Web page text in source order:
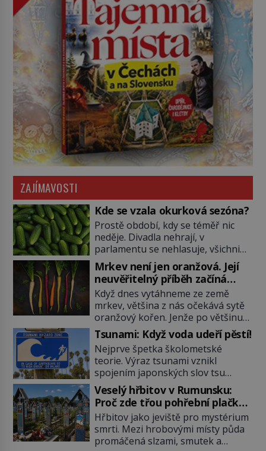
ZAJÍMAVOSTI
Kde se vzala okurková sezóna?
Prostě období, kdy se téměř nic
neděje. Divadla nehrají, v
parlamentu se nehlasuje, všichni
jsou na dovolené a média tak
nemají o čem mluvit a psát. A
vymýšlejí si proto témata, které
nikoho nezajímají. Proč je však ona
letní doba spojovaná zrovna s
okurkami? Okurkovou sezónu
známe už od poloviny 19. století,
ovšem jako Češi […]
Mrkev není jen oranžová. Její
neuvěřitelný příběh začíná
fialovou barvou
Když dnes vytáhneme ze země
mrkev, většina z nás očekává sytě
oranžový kořen. Jenže po většinu
své historie je mrkev všechno
možné, jen ne oranžová. Je fialová,
žlutá, bílá, někdy dokonce téměř
černá. Až díky stovkám let
pečlivého šlechtění se z ní stává
zelenina, bez které si českou
zahradu ani nedokážeme
představit. Její příběh je […]
Tsunami: Když voda udeří pěstí!
Nejprve špetka školometské
teorie. Výraz tsunami vznikl
spojením japonských slov tsu
(přístav) a nami (vlna). Jedná se o
dlouhou vlnu, která je na volném
moři takřka nepostřehnutelná.
Ačkoli je vlnová délka tsunami i 300
kilometrů, výška vlny na volném
moři je maximálně 1,5 metru.
Veselý hřbitov v Rumunsku:
Proč zde třou pohřební plačky
bídu s nouzí?
Hřbitov jako jeviště pro mystérium
smrti. Mezi hrobovými místy půda
promáčená slzami, smutek a